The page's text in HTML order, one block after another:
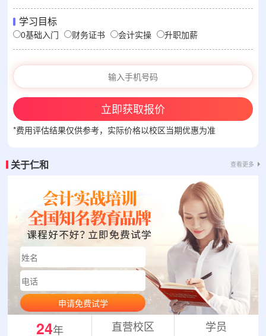
学习目标
0基础入门 财务证书 会计实操 升职加薪
立即获取报价
*费用评估结果仅供参考，实际价格以校区当期优惠为准
关于仁和 查看更多
申请免费试学
24年 直营校区 学员